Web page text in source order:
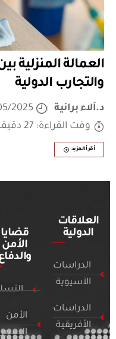
العمالة المنزلية
والتجارب الدولية
د.آلاء برانية
05/2025
وقت القراءة: 27 دقيقة
أقرأ المزيد
العلاقات
الدولية
الدراسات
الآسيوية
الدراسات
الأفريقية
قضايا
الأمن
والدفاع
الأمن